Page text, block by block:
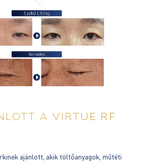
A VIRTUE RF
ajánlott, akik töltőanyagok, műtéti